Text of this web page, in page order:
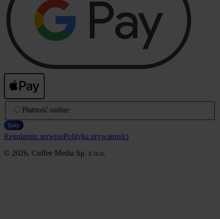
Płatność online
Regulamin serwisuPolityka prywatności
© 2026, Coffee Media Sp. z o.o.